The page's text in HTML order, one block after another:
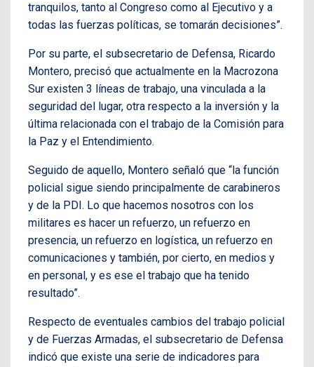
tranquilos, tanto al Congreso como al Ejecutivo y a
todas las fuerzas políticas, se tomarán decisiones”.
Por su parte, el subsecretario de Defensa, Ricardo
Montero, precisó que actualmente en la Macrozona
Sur existen 3 líneas de trabajo, una vinculada a la
seguridad del lugar, otra respecto a la inversión y la
última relacionada con el trabajo de la Comisión para
la Paz y el Entendimiento.
Seguido de aquello, Montero señaló que “la función
policial sigue siendo principalmente de carabineros
y de la PDI. Lo que hacemos nosotros con los
militares es hacer un refuerzo, un refuerzo en
presencia, un refuerzo en logística, un refuerzo en
comunicaciones y también, por cierto, en medios y
en personal, y es ese el trabajo que ha tenido
resultado”.
Respecto de eventuales cambios del trabajo policial
y de Fuerzas Armadas, el subsecretario de Defensa
indicó que existe una serie de indicadores para